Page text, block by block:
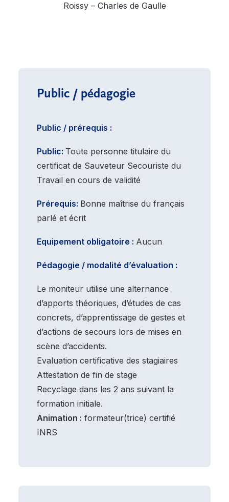
Roissy – Charles de Gaulle
Public / pédagogie
Public / prérequis :
Public: Toute personne titulaire du
certificat de Sauveteur Secouriste du
Travail en cours de validité
Prérequis: Bonne maîtrise du français
parlé et écrit
Equipement obligatoire : Aucun
Pédagogie / modalité d’évaluation :
Le moniteur utilise une alternance
d’apports théoriques, d’études de cas
concrets, d’apprentissage de gestes et
d’actions de secours lors de mises en
scène d’accidents.
Evaluation certificative des stagiaires
Attestation de fin de stage
Recyclage dans les 2 ans suivant la
formation initiale.
Animation : formateur(trice) certifié
INRS